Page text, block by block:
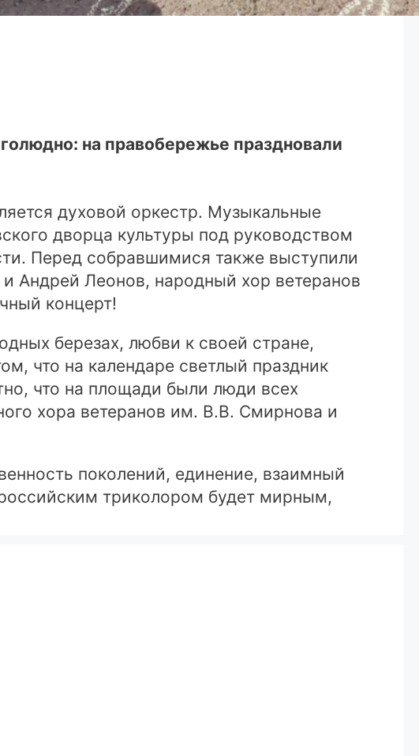
на правобережье праздновали
духовой оркестр. Музыкальные
дворца культуры под руководством
Перед собравшимися также выступили
Андрей Леонов, народный хор ветеранов
концерт!
березах, любви к своей стране,
что на календаре светлый праздник
что на площади были люди всех
хора ветеранов им. В.В. Смирнова и
поколений, единение, взаимный
триколором будет мирным,